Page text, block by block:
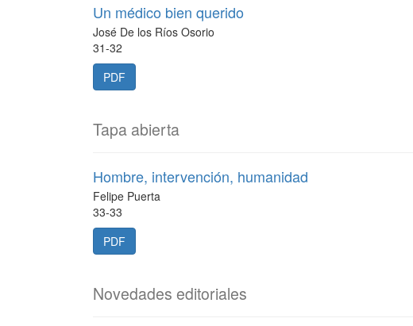
Un médico bien querido
José De los Ríos Osorio
31-32
PDF
Tapa abierta
Hombre, intervención, humanidad
Felipe Puerta
33-33
PDF
Novedades editoriales